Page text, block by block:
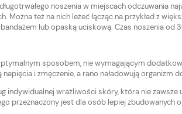
noszenia w miejscach odczuwania
też na nich leżeć łącząc na przykład z
lub opaską uciskową. Czas noszenia od
sposobem, nie wymagającym
i zmęczenie, a rano naładowują organizm
indywidualnej wrażliwości skóry, która nie
przeznaczony jest dla osób lepiej zbudowanych